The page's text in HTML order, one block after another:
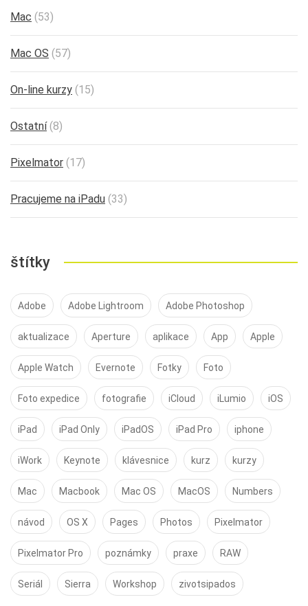
Mac (53)
Mac OS (57)
On-line kurzy (15)
Ostatní(8)
Pixelmator (17)
Pracujeme na iPadu (33)
štítky
Adobe Adobe Lightroom Adobe Photoshop
aktualizace Aperture aplikace App Apple
Apple Watch Evernote Fotky Foto
Foto expedice fotografie iCloud iLumio iOS
iPad iPad Only iPadOS iPad Pro iphone
iWork Keynote klávesnice kurz kurzy
Mac Macbook Mac OS MacOS Numbers
návod OS X Pages Photos Pixelmator
Pixelmator Pro poznámky praxe RAW
Seriál Sierra Workshop zivotsipados